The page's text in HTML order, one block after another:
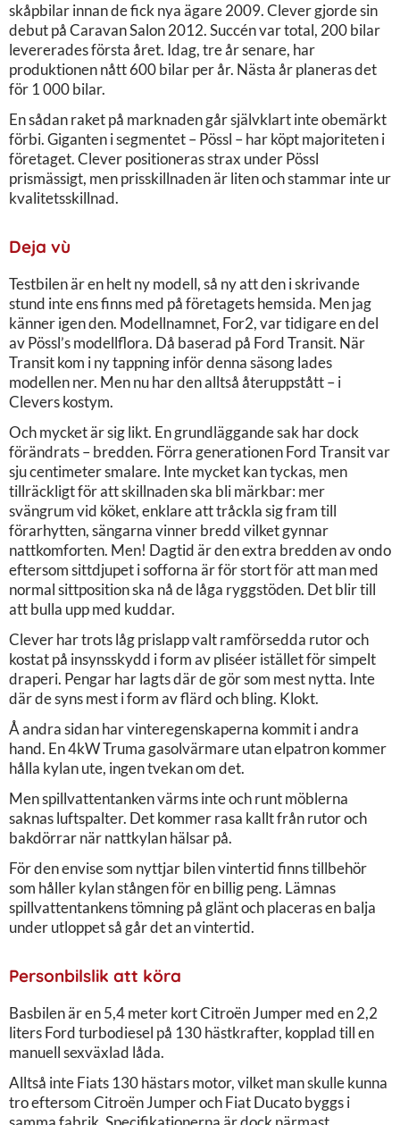
skåpbilar innan de fick nya ägare 2009. Clever gjorde sin
debut på Caravan Salon 2012. Succén var total, 200 bilar
levererades första året. Idag, tre år senare, har
produktionen nått 600 bilar per år. Nästa år planeras det
för 1 000 bilar.
En sådan raket på marknaden går självklart inte obemärkt
förbi. Giganten i segmentet – Pössl – har köpt majoriteten i
företaget. Clever positioneras strax under Pössl
prismässigt, men prisskillnaden är liten och stammar inte ur
kvalitetsskillnad.
Deja vù
Testbilen är en helt ny modell, så ny att den i skrivande
stund inte ens finns med på företagets hemsida. Men jag
känner igen den. Modellnamnet, For2, var tidigare en del
av Pössl’s modellflora. Då baserad på Ford Transit. När
Transit kom i ny tappning inför denna säsong lades
modellen ner. Men nu har den alltså återuppstått – i
Clevers kostym.
Och mycket är sig likt. En grundläggande sak har dock
förändrats – bredden. Förra generationen Ford Transit var
sju centimeter smalare. Inte mycket kan tyckas, men
tillräckligt för att skillnaden ska bli märkbar: mer
svängrum vid köket, enklare att tråckla sig fram till
förarhytten, sängarna vinner bredd vilket gynnar
nattkomforten. Men! Dagtid är den extra bredden av ondo
eftersom sittdjupet i sofforna är för stort för att man med
normal sittposition ska nå de låga ryggstöden. Det blir till
att bulla upp med kuddar.
Clever har trots låg prislapp valt ramförsedda rutor och
kostat på insynsskydd i form av pliséer istället för simpelt
draperi. Pengar har lagts där de gör som mest nytta. Inte
där de syns mest i form av flärd och bling. Klokt.
Å andra sidan har vinteregenskaperna kommit i andra
hand. En 4kW Truma gasolvärmare utan elpatron kommer
hålla kylan ute, ingen tvekan om det.
Men spillvattentanken värms inte och runt möblerna
saknas luftspalter. Det kommer rasa kallt från rutor och
bakdörrar när nattkylan hälsar på.
För den envise som nyttjar bilen vintertid finns tillbehör
som håller kylan stången för en billig peng. Lämnas
spillvattentankens tömning på glänt och placeras en balja
under utloppet så går det an vintertid.
Personbilslik att köra
Basbilen är en 5,4 meter kort Citroën Jumper med en 2,2
liters Ford turbodiesel på 130 hästkrafter, kopplad till en
manuell sexväxlad låda.
Alltså inte Fiats 130 hästars motor, vilket man skulle kunna
tro eftersom Citroën Jumper och Fiat Ducato byggs i